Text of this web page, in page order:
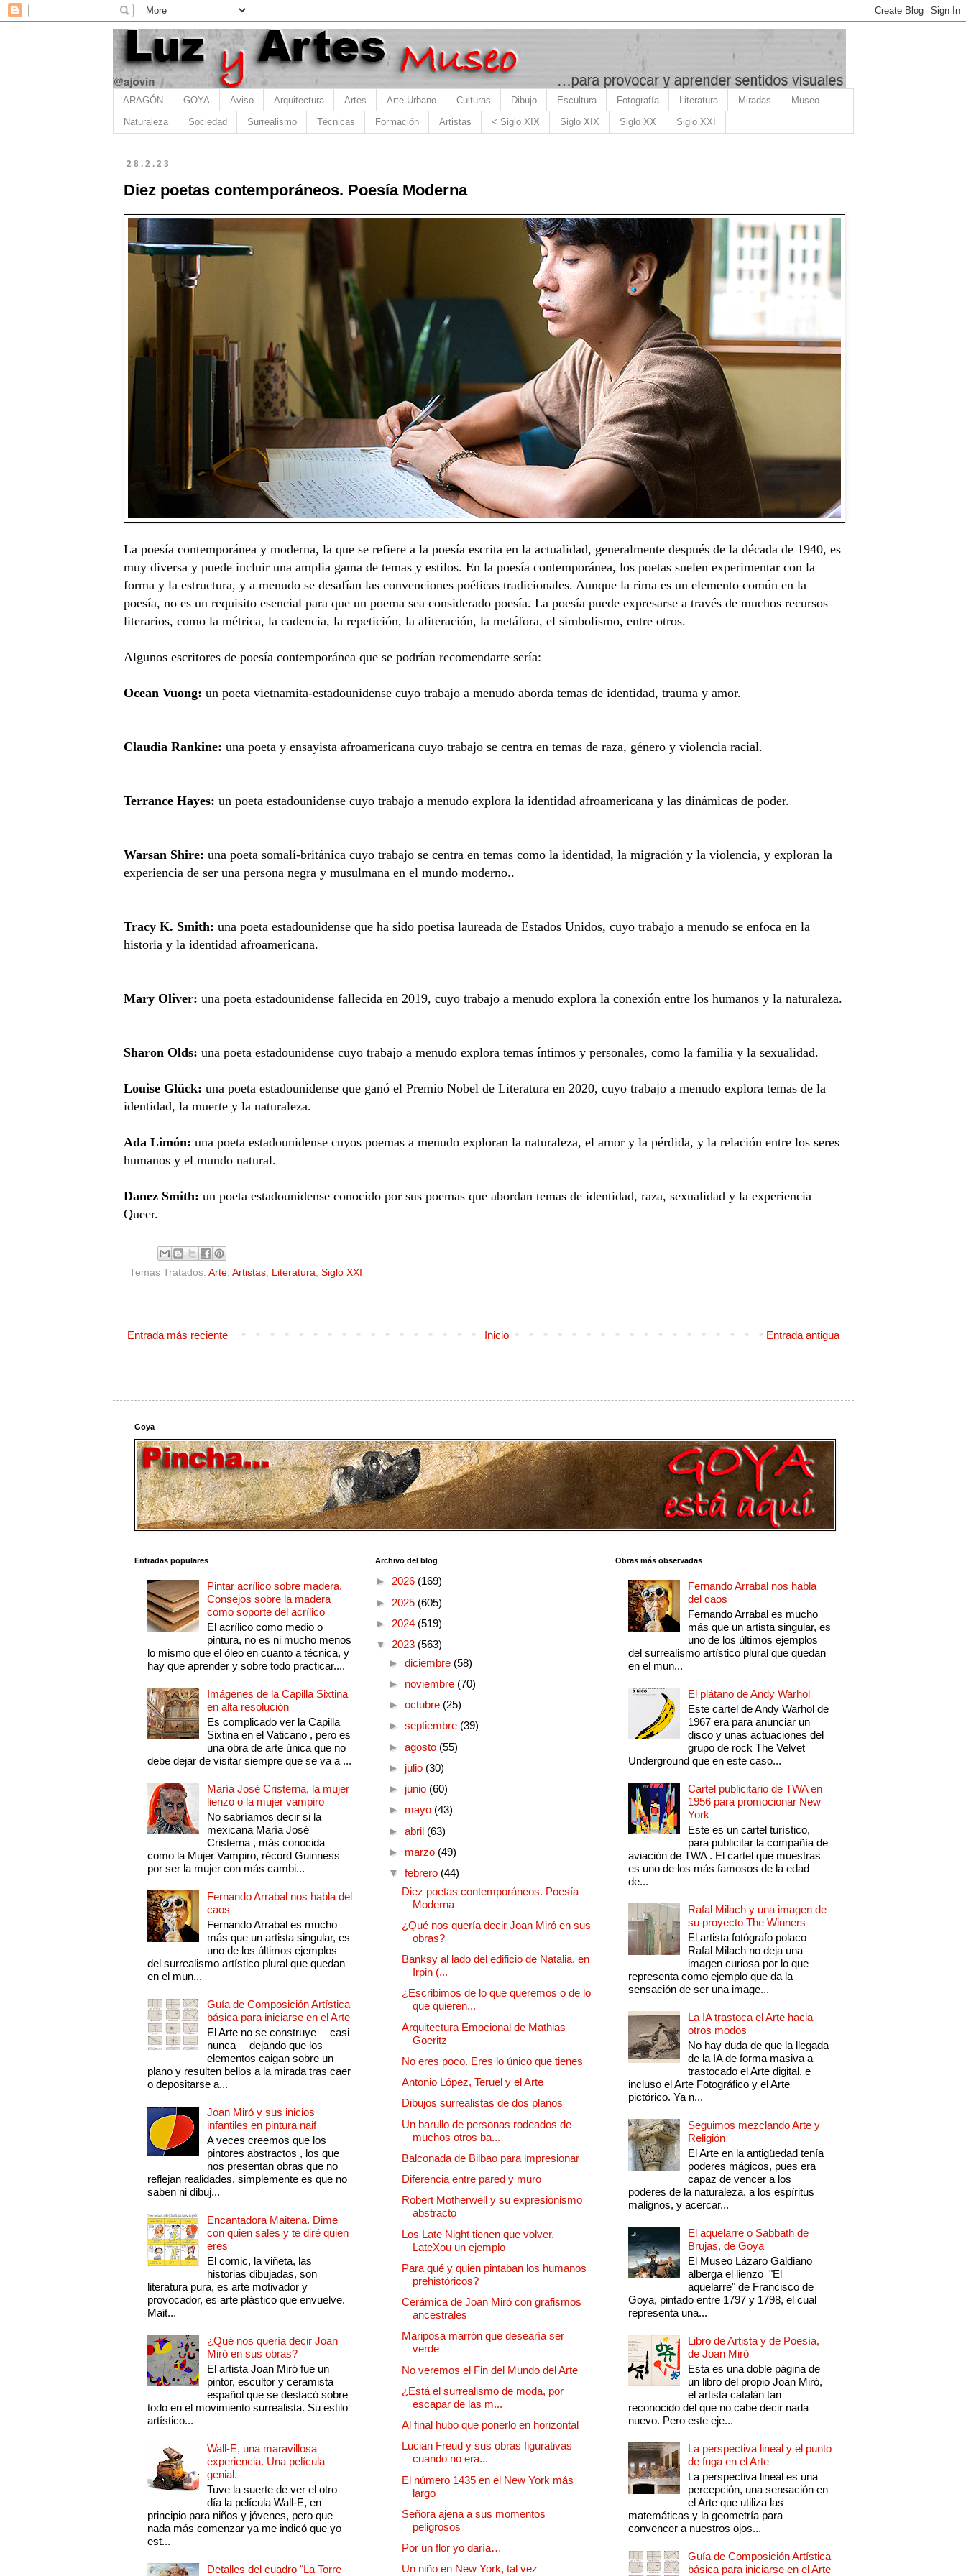
ARAGÓN GOYA Aviso Arquitectura Artes Arte Urbano Culturas Dibujo Escultura Fotografía Literatura Miradas Museo
Naturaleza Sociedad Surrealismo Técnicas Formación Artistas < Siglo XIX Siglo XIX Siglo XX Siglo XXI
28.2.23
Diez poetas contemporáneos. Poesía Moderna
La poesía contemporánea y moderna, la que se refiere a la poesía escrita en la actualidad, generalmente después de la década de 1940, es
muy diversa y puede incluir una amplia gama de temas y estilos. En la poesía contemporánea, los poetas suelen experimentar con la
forma y la estructura, y a menudo se desafían las convenciones poéticas tradicionales. Aunque la rima es un elemento común en la
poesía, no es un requisito esencial para que un poema sea considerado poesía. La poesía puede expresarse a través de muchos recursos
literarios, como la métrica, la cadencia, la repetición, la aliteración, la metáfora, el simbolismo, entre otros.
Algunos escritores de poesía contemporánea que se podrían recomendarte sería:
Ocean Vuong: un poeta vietnamita-estadounidense cuyo trabajo a menudo aborda temas de identidad, trauma y amor.
Claudia Rankine: una poeta y ensayista afroamericana cuyo trabajo se centra en temas de raza, género y violencia racial.
Terrance Hayes: un poeta estadounidense cuyo trabajo a menudo explora la identidad afroamericana y las dinámicas de poder.
Warsan Shire: una poeta somalí-británica cuyo trabajo se centra en temas como la identidad, la migración y la violencia, y exploran la
experiencia de ser una persona negra y musulmana en el mundo moderno..
Tracy K. Smith: una poeta estadounidense que ha sido poetisa laureada de Estados Unidos, cuyo trabajo a menudo se enfoca en la
historia y la identidad afroamericana.
Mary Oliver: una poeta estadounidense fallecida en 2019, cuyo trabajo a menudo explora la conexión entre los humanos y la naturaleza.
Sharon Olds: una poeta estadounidense cuyo trabajo a menudo explora temas íntimos y personales, como la familia y la sexualidad.
Louise Glück: una poeta estadounidense que ganó el Premio Nobel de Literatura en 2020, cuyo trabajo a menudo explora temas de la
identidad, la muerte y la naturaleza.
Ada Limón: una poeta estadounidense cuyos poemas a menudo exploran la naturaleza, el amor y la pérdida, y la relación entre los seres
humanos y el mundo natural.
Danez Smith: un poeta estadounidense conocido por sus poemas que abordan temas de identidad, raza, sexualidad y la experiencia
Queer.
Temas Tratados: Arte, Artistas, Literatura Siglo XXI
Entrada más reciente Entrada antigua
Inicio
Goya
Entradas populares
Pintar acrílico sobre madera.
Consejos sobre la madera
como soporte del acrílico
El acrílico como medio o
pintura, no es ni mucho menos
lo mismo que el óleo en cuanto a técnica, y
hay que aprender y sobre todo practicar....
Imágenes de la Capilla Sixtina
en alta resolución
Es complicado ver la Capilla
Sixtina en el Vaticano , pero es
una obra de arte única que no
debe dejar de visitar siempre que se va a ...
María José Cristerna, la mujer
lienzo o la mujer vampiro
No sabríamos decir si la
mexicana María José
Cristerna , más conocida
como la Mujer Vampiro, récord Guinness
por ser la mujer con más cambi...
Fernando Arrabal nos habla del
caos
Fernando Arrabal es mucho
más que un artista singular, es
uno de los últimos ejemplos
del surrealismo artístico plural que quedan
en el mun...
Guía de Composición Artística
básica para iniciarse en el Arte
El Arte no se construye —casi
nunca— dejando que los
elementos caigan sobre un
plano y resulten bellos a la mirada tras caer
o depositarse a...
Joan Miró y sus inicios
infantiles en pintura naif
A veces creemos que los
pintores abstractos , los que
nos presentan obras que no
reflejan realidades, simplemente es que no
saben ni dibuj...
Encantadora Maitena. Dime
con quien sales y te diré quien
eres
El comic, la viñeta, las
historias dibujadas, son
literatura pura, es arte motivador y
provocador, es arte plástico que envuelve.
Mait...
¿Qué nos quería decir Joan
Miró en sus obras?
El artista Joan Miró fue un
pintor, escultor y ceramista
español que se destacó sobre
todo en el movimiento surrealista. Su estilo
artístico...
Wall-E, una maravillosa
experiencia. Una película
genial.
Tuve la suerte de ver el otro
día la película Wall-E, en
principio para niños y jóvenes, pero que
nada más comenzar ya me indicó que yo
est...
Detalles del cuadro "La Torre
Archivo del blog
► 2026 (169)
► 2025 (605)
► 2024 (519)
▼ 2023 (563)
► diciembre (58)
► noviembre (70)
► octubre (25)
► septiembre (39)
► agosto (55)
► julio (30)
► junio (60)
► mayo (43)
► abril (63)
► marzo (49)
▼ febrero (44)
Diez poetas contemporáneos. Poesía
Moderna
¿Qué nos quería decir Joan Miró en sus
obras?
Banksy al lado del edificio de Natalia, en
Irpin (...
¿Escribimos de lo que queremos o de lo
que quieren...
Arquitectura Emocional de Mathias
Goeritz
No eres poco. Eres lo único que tienes
Antonio López, Teruel y el Arte
Dibujos surrealistas de dos planos
Un barullo de personas rodeados de
muchos otros ba...
Balconada de Bilbao para impresionar
Diferencia entre pared y muro
Robert Motherwell y su expresionismo
abstracto
Los Late Night tienen que volver.
LateXou un ejemplo
Para qué y quien pintaban los humanos
prehistóricos?
Cerámica de Joan Miró con grafismos
ancestrales
Mariposa marrón que desearía ser
verde
No veremos el Fin del Mundo del Arte
¿Está el surrealismo de moda, por
escapar de las m...
Al final hubo que ponerlo en horizontal
Lucian Freud y sus obras figurativas
cuando no era...
El número 1435 en el New York más
largo
Señora ajena a sus momentos
peligrosos
Por un flor yo daría…
Un niño en New York, tal vez
Obras más observadas
Fernando Arrabal nos habla
del caos
Fernando Arrabal es mucho
más que un artista singular, es
uno de los últimos ejemplos
del surrealismo artístico plural que quedan
en el mun...
El plátano de Andy Warhol
Este cartel de Andy Warhol de
1967 era para anunciar un
disco y unas actuaciones del
grupo de rock The Velvet
Underground que en este caso...
Cartel publicitario de TWA en
1956 para promocionar New
York
Este es un cartel turístico,
para publicitar la compañía de
aviación de TWA . El cartel que muestras
es uno de los más famosos de la edad
de...
Rafal Milach y una imagen de
su proyecto The Winners
El artista fotógrafo polaco
Rafal Milach no deja una
imagen curiosa por lo que
representa como ejemplo que da la
sensación de ser una image...
La IA trastoca el Arte hacia
otros modos
No hay duda de que la llegada
de la IA de forma masiva a
trastocado el Arte digital, e
incluso el Arte Fotográfico y el Arte
pictórico. Ya n...
Seguimos mezclando Arte y
Religión
El Arte en la antigüedad tenía
poderes mágicos, pues era
capaz de vencer a los
poderes de la naturaleza, a los espíritus
malignos, y acercar...
El aquelarre o Sabbath de
Brujas, de Goya
El Museo Lázaro Galdiano
alberga el lienzo "El
aquelarre" de Francisco de
Goya, pintado entre 1797 y 1798, el cual
representa una...
Libro de Artista y de Poesía,
de Joan Miró
Esta es una doble página de
un libro del propio Joan Miró,
el artista catalán tan
reconocido del que no cabe decir nada
nuevo. Pero este eje...
La perspectiva lineal y el punto
de fuga en el Arte
La perspectiva lineal es una
percepción, una sensación en
el Arte que utiliza las
matemáticas y la geometría para
convencer a nuestros ojos...
Guía de Composición Artística
básica para iniciarse en el Arte